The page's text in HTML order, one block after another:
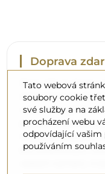
Doprava
Nemusíte se starat o
objednané zrcadlo
rukou, a to úplně
parkem a
můžeme zaručit, že
bez dodatečných
Tato webová
soubory cookie
své služby a na
procházení webu
odpovídající vašim
používáním